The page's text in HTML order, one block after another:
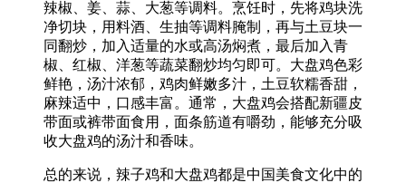
辣椒、姜、蒜、大葱等调料‌。烹饪时，先将鸡块洗
净切块，用料酒、生抽等调料腌制，再与土豆块一
同翻炒，加入适量的水或高汤焖煮，最后加入青
椒、红椒、洋葱等蔬菜翻炒均匀即可‌。大盘鸡色彩
鲜艳，汤汁浓郁，鸡肉鲜嫩多汁，土豆软糯香甜，
麻辣适中，口感丰富‌。通常，大盘鸡会搭配新疆皮
带面或裤带面食用，面条筋道有嚼劲，能够充分吸
收大盘鸡的汤汁和香味‌。
总的来说，辣子鸡和大盘鸡都是中国美食文化中的